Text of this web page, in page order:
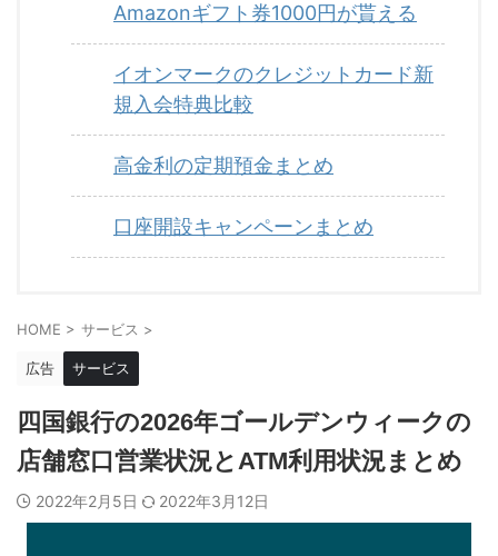
Amazonギフト券1000円が貰える
イオンマークのクレジットカード新
規入会特典比較
高金利の定期預金まとめ
口座開設キャンペーンまとめ
HOME > サービス >
広告 サービス
四国銀行の2026年ゴールデンウィークの
店舗窓口営業状況とATM利用状況まとめ
2022年2月5日 2022年3月12日